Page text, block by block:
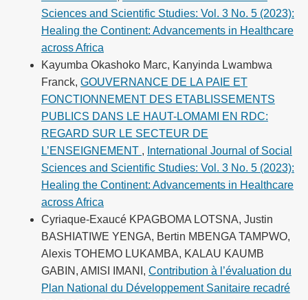
Sciences and Scientific Studies: Vol. 3 No. 5 (2023):
Healing the Continent: Advancements in Healthcare
across Africa
Kayumba Okashoko Marc, Kanyinda Lwambwa
Franck, GOUVERNANCE DE LA PAIE ET
FONCTIONNEMENT DES ETABLISSEMENTS
PUBLICS DANS LE HAUT-LOMAMI EN RDC:
REGARD SUR LE SECTEUR DE
L’ENSEIGNEMENT , International Journal of Social
Sciences and Scientific Studies: Vol. 3 No. 5 (2023):
Healing the Continent: Advancements in Healthcare
across Africa
Cyriaque-Exaucé KPAGBOMA LOTSNA, Justin
BASHIATIWE YENGA, Bertin MBENGA TAMPWO,
Alexis TOHEMO LUKAMBA, KALAU KAUMB
GABIN, AMISI IMANI, Contribution à l’évaluation du
Plan National du Développement Sanitaire recadré